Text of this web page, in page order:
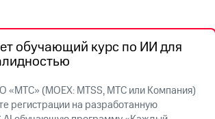
обучающий курс по ИИ для
(MOEX: MTSS, МТС или Компания)
регистрации на разработанную